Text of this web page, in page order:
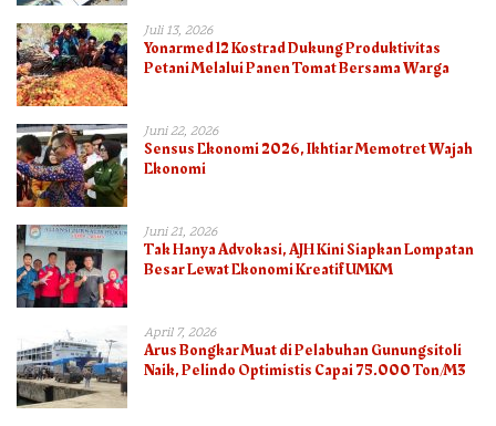
Juli 13, 2026
Yonarmed 12 Kostrad Dukung Produktivitas
Petani Melalui Panen Tomat Bersama Warga
Juni 22, 2026
Sensus Ekonomi 2026, Ikhtiar Memotret Wajah
Ekonomi
Juni 21, 2026
Tak Hanya Advokasi, AJH Kini Siapkan Lompatan
Besar Lewat Ekonomi Kreatif UMKM
April 7, 2026
Arus Bongkar Muat di Pelabuhan Gunungsitoli
Naik, Pelindo Optimistis Capai 75.000 Ton/M3